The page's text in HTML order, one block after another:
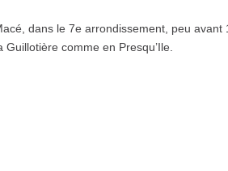
dans le 7e arrondissement, peu avant
comme en Presqu’Ile.